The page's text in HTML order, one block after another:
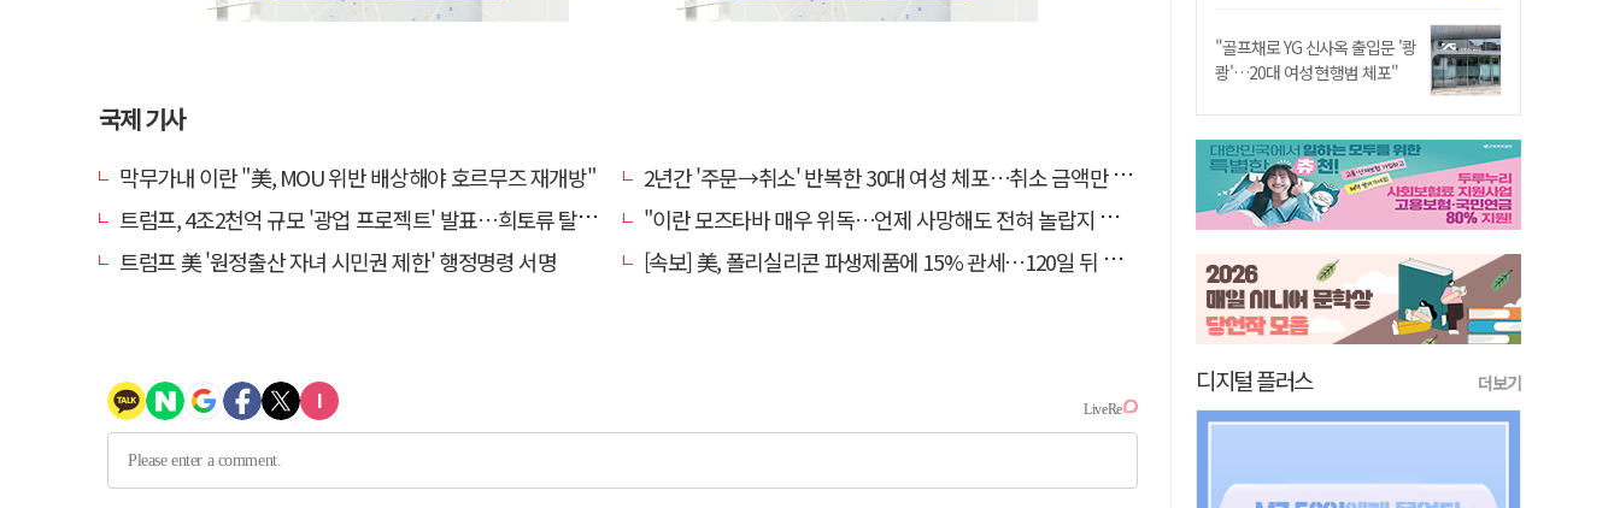
국제 기사
막무가내 이란 "美, MOU 위반 배상해야 호르무즈 재개방"
2년간 '주문→취소' 반복한 30대 여성 체포…취소 금액만 400억 원
트럼프, 4조2천억 규모 '광업 프로젝트' 발표…희토류 탈중국 속도
"이란 모즈타바 매우 위독…언제 사망해도 전혀 놀랍지 않아"
트럼프 美 '원정출산 자녀 시민권 제한' 행정명령 서명
[속보] 美, 폴리실리콘 파생제품에 15% 관세…120일 뒤 발효
"골프채로 YG 신사옥 출입문 '쾅
쾅'…20대 여성 현행범 체포"
디지털 플러스 더보기